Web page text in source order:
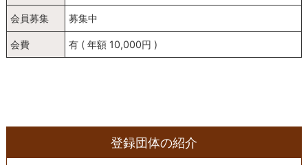
会員募集 募集中
会費 有 ( 年額 10,000円 )
登録団体の紹介